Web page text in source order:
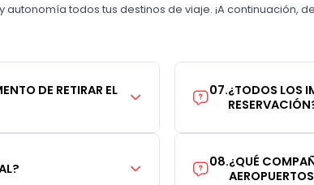
autonomía todos tus destinos de viaje. ¡A continuación,
DE RETIRAR EL
07.¿TODOS LOS
08.¿QUÉ